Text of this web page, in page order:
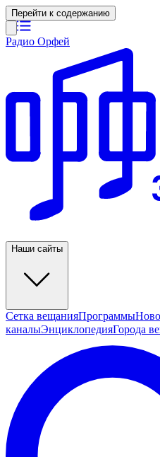
Перейти к содержанию
Радио Орфей
Наши сайты
Сетка вещанияПрограммы
каналыЭнциклопедияГорода